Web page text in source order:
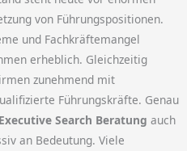
von Führungspositionen.
und Fachkräftemangel
erheblich. Gleichzeitig
zunehmend mit
Führungskräfte. Genau
Executive Search Beratung auch
an Bedeutung. Viele